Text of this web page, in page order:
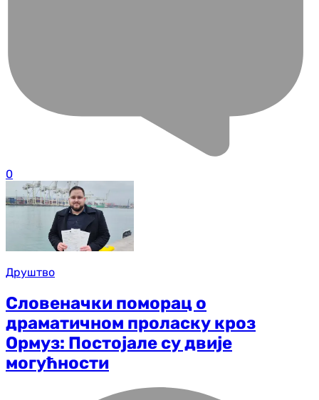
0
Друштво
Словеначки поморац о
драматичном проласку кроз
Ормуз: Постојале су двије
могућности